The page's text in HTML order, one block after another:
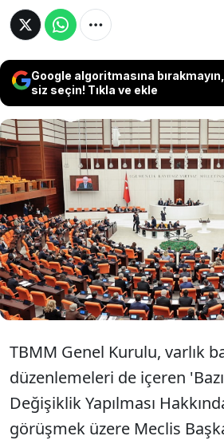
Google algoritmasına
siz seçin! Tıkla ve ekle
Türkiye
Genel Kurulu,
bulunamadığı
TBMM Genel Kurulu, varlık
düzenlemeleri de içeren
Değişiklik Yapılması
görüşmek üzere Meclis